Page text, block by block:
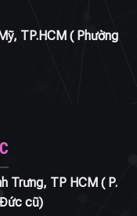
TP.HCM ( Phường
Trưng, TP HCM ( P.
cũ)